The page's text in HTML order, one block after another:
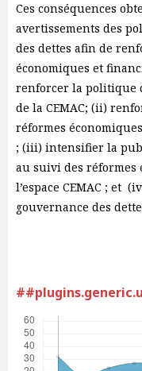
Ces conséquences
avertissements des
des dettes afin de
économiques et
renforcer la politique
de la CEMAC; (ii)
réformes
; (iii) intensifier la
au suivi des réformes
l’espace CEMAC ; et
gouvernance des